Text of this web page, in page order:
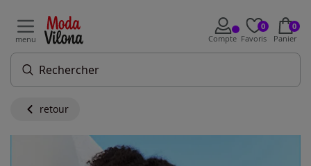
menu Compte
0
Favoris
0
Panier
retour